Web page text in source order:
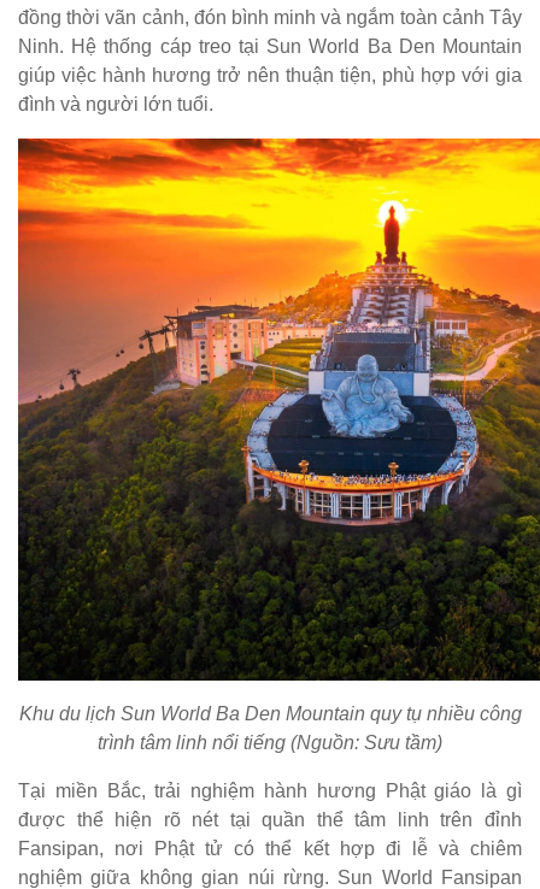
đồng thời vãn cảnh, đón bình minh và ngắm toàn cảnh Tây
Ninh. Hệ thống cáp treo tại Sun World Ba Den Mountain
giúp việc hành hương trở nên thuận tiện, phù hợp với gia
đình và người lớn tuổi.
Khu du lịch Sun World Ba Den Mountain quy tụ nhiều công
trình tâm linh nổi tiếng (Nguồn: Sưu tầm)
Tại miền Bắc, trải nghiệm hành hương Phật giáo là gì
được thể hiện rõ nét tại quần thể tâm linh trên đỉnh
Fansipan, nơi Phật tử có thể kết hợp đi lễ và chiêm
nghiệm giữa không gian núi rừng. Sun World Fansipan